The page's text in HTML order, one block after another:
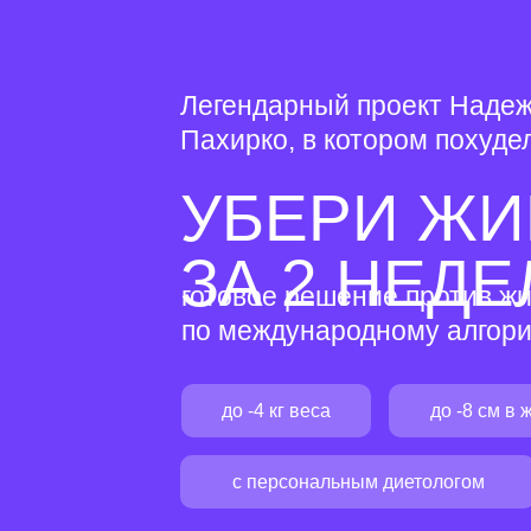
УБЕРИ
ЗА 2
готовое решение против
по международному
Легендарный проект
Пахирко, в котором
с персональным диетологом
до -8 см в
до -4 кг веса